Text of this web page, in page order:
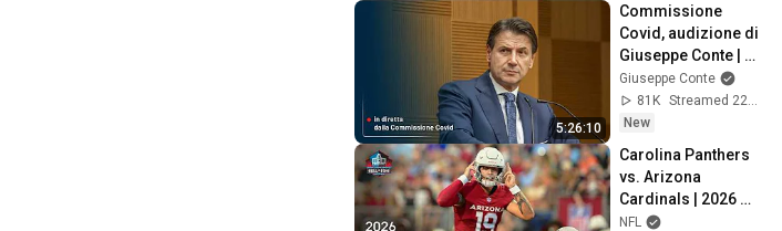
5:26:10
Commissione
Covid, audizione di
Giuseppe Conte |
6/08/2026
Giuseppe Conte
81K
New
Carolina Panthers
vs. Arizona
Cardinals | 2026
Hall of Fame Game
NFL